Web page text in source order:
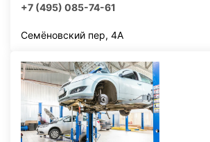
+7 (495) 085-74-61
Семёновский пер, 4А